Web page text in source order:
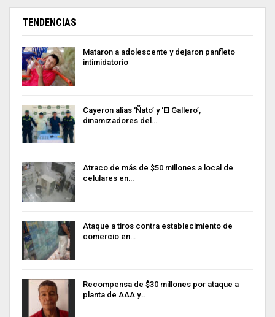
TENDENCIAS
Mataron a adolescente y dejaron panfleto
intimidatorio
Cayeron alias ‘Ñato’ y ‘El Gallero’,
dinamizadores del…
Atraco de más de $50 millones a local de
celulares en…
Ataque a tiros contra establecimiento de
comercio en…
Recompensa de $30 millones por ataque a
planta de AAA y…